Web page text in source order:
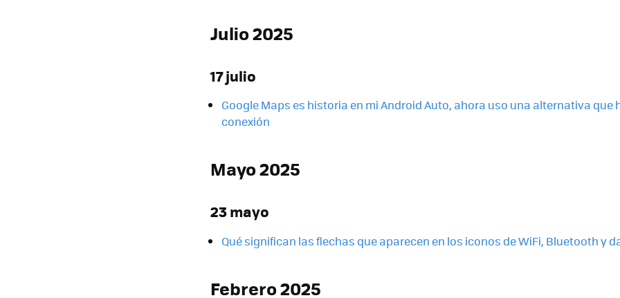
Julio 2025
17 julio
Google Maps es historia en mi Android Auto, ahora uso una alternativa
conexión
Mayo 2025
23 mayo
Qué significan las flechas que aparecen en los iconos de WiFi, Bluetooth y
Febrero 2025